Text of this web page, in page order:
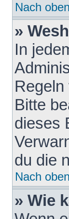
Nach oben
»
In
Bitte
dieses
du die
Nach oben
» Wie